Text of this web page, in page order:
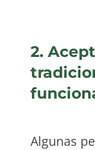
2.
Algunas